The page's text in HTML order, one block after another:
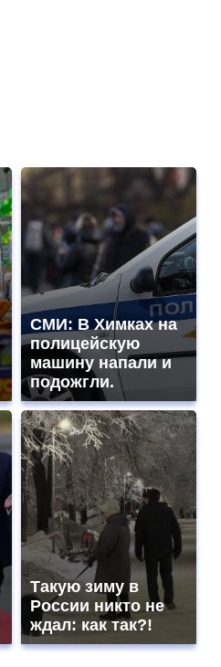
СМИ: В Химках на
полицейскую
машину напали и
подожгли.
Такую зиму в
России никто не
ждал: как так?!